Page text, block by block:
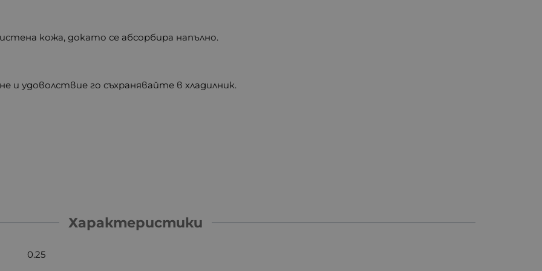
кожа, докато се абсорбира напълно.
и удоволствие го съхранявайте в хладилник.
Характеристики
0.25